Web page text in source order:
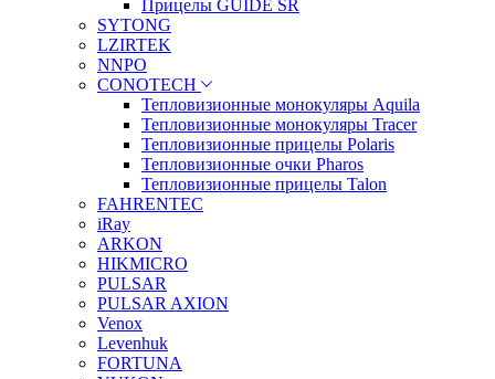
Прицелы GUIDE SR
SYTONG
LZIRTEK
NNPO
CONOTECH
Тепловизионные монокуляры Aquila
Тепловизионные монокуляры Tracer
Тепловизионные прицелы Polaris
Тепловизионные очки Pharos
Тепловизионные прицелы Talon
FAHRENTEC
iRay
ARKON
HIKMICRO
PULSAR
PULSAR AXION
Venox
Levenhuk
FORTUNA